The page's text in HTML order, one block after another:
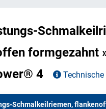
formgezahnt
4
Technische
Schmalkeilriemen,